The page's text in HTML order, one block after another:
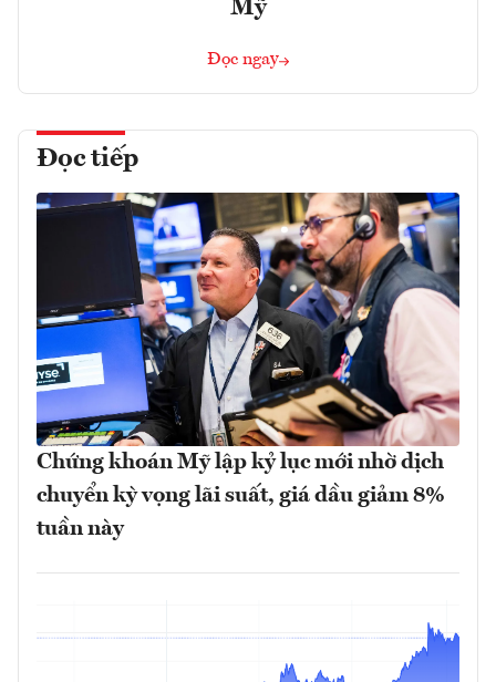
Mỹ
Đọc ngay
Đọc tiếp
Chứng khoán Mỹ lập kỷ lục mới nhờ dịch
chuyển kỳ vọng lãi suất, giá dầu giảm 8%
tuần này